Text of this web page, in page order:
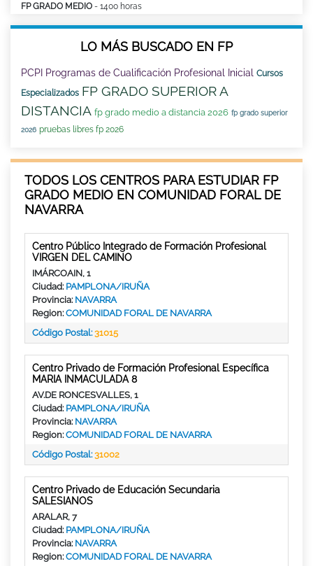
FP GRADO MEDIO - 1400 horas
LO MÁS BUSCADO EN FP
PCPI Programas de Cualificación Profesional Inicial
Cursos
Especializados FP GRADO SUPERIOR A
DISTANCIA fp grado medio a distancia 2026 fp grado superior
2026 pruebas libres fp 2026
TODOS LOS CENTROS PARA ESTUDIAR FP
GRADO MEDIO EN COMUNIDAD FORAL DE
NAVARRA
Centro Público Integrado de Formación Profesional
VIRGEN DEL CAMINO
IMÁRCOAIN, 1
Ciudad: PAMPLONA/IRUÑA
Provincia: NAVARRA
Region:COMUNIDAD FORAL DE NAVARRA
Código Postal:31015
Centro Privado de Formación Profesional Específica
MARIA INMACULADA 8
AV.DE RONCESVALLES, 1
Ciudad: PAMPLONA/IRUÑA
Provincia: NAVARRA
Region:COMUNIDAD FORAL DE NAVARRA
Código Postal:31002
Centro Privado de Educación Secundaria
SALESIANOS
ARALAR, 7
Ciudad: PAMPLONA/IRUÑA
Provincia: NAVARRA
Region:COMUNIDAD FORAL DE NAVARRA